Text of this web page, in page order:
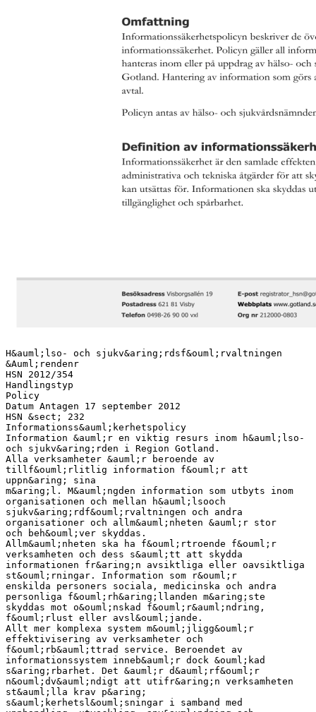
H&auml;lso- och sjukv&aring;rdsf&ouml;rvaltningen
&Auml;rendenr
HSN 2012/354
Handlingstyp
Policy
Datum Antagen 17 september 2012
HSN &sect; 232
Informationss&auml;kerhetspolicy
Information &auml;r en viktig resurs inom h&auml;lso-
och sjukv&aring;rden i Region Gotland.
Alla verksamheter &auml;r beroende av
tillf&ouml;rlitlig information f&ouml;r att
uppn&aring; sina
m&aring;l. M&auml;ngden information som utbyts inom
organisationen och mellan h&auml;lsooch
sjukv&aring;rdf&ouml;rvaltningen och andra
organisationer och allm&auml;nheten &auml;r stor
och beh&ouml;ver skyddas.
Allm&auml;nheten ska ha f&ouml;rtroende f&ouml;r
verksamheten och dess s&auml;tt att skydda
informationen fr&aring;n avsiktliga eller oavsiktliga
st&ouml;rningar. Information som r&ouml;r
enskilda personers sociala, medicinska och andra
personliga f&ouml;rh&aring;llanden m&aring;ste
skyddas mot o&ouml;nskad f&ouml;r&auml;ndring,
f&ouml;rlust eller avsl&ouml;jande.
Allt mer komplexa system m&ouml;jligg&ouml;r
effektivisering av verksamheter och
f&ouml;rb&auml;ttrad service. Beroendet av
informationssystem inneb&auml;r dock &ouml;kad
s&aring;rbarhet. Det &auml;r d&auml;rf&ouml;r
n&ouml;dv&auml;ndigt att utifr&aring;n verksamheten
st&auml;lla krav p&aring;
s&auml;kerhetsl&ouml;sningar i samband med